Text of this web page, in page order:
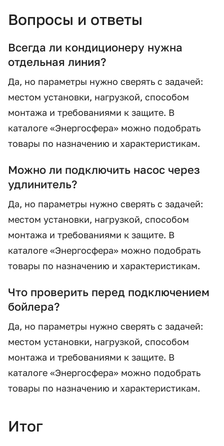
Вопросы и ответы
Всегда ли кондиционеру нужна
отдельная линия?
Да, но параметры нужно сверять с задачей:
местом установки, нагрузкой, способом
монтажа и требованиями к защите. В
каталоге «Энергосфера» можно подобрать
товары по назначению и характеристикам.
Можно ли подключить насос через
удлинитель?
Да, но параметры нужно сверять с задачей:
местом установки, нагрузкой, способом
монтажа и требованиями к защите. В
каталоге «Энергосфера» можно подобрать
товары по назначению и характеристикам.
Что проверить перед подключением
бойлера?
Да, но параметры нужно сверять с задачей:
местом установки, нагрузкой, способом
монтажа и требованиями к защите. В
каталоге «Энергосфера» можно подобрать
товары по назначению и характеристикам.
Итог